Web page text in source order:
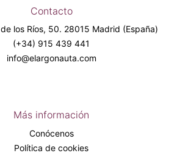
Contacto
los Ríos, 50. 28015 Madrid (España)
(+34) 915 439 441
info@elargonauta.com
Más información
Conócenos
Política de cookies